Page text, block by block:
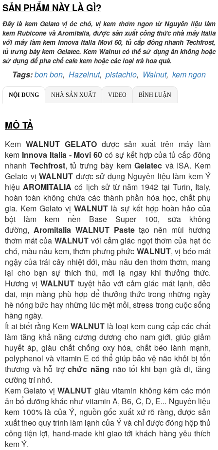
Ngân hàng Ngoại thương Việt Nam
Chi nhánh:
Chủ TK:
Công ty TNHH TADAVINA
Số TK:
069 1000 886 001
Ngân hàng Ngoại thương Việt Nam
Chi nhánh:
Chi nhánh Tây Hà Nội
Chủ TK:
Công ty TNHH MENMOT
Số TK:
069 1000 811 888
Ngân hàng TMCP Việt Nam Thịnh Vượng
Chi nhánh:
Chi nhánh Vietcombank Hà Nội
Chủ TK:
Nguyễn Văn Tuấn
Số TK:
1986 883 888
SẢN PHẨM NÀY LÀ GÌ?
Đây là kem Gelato vị óc chó, vị kem thơm ngon từ Nguyên liệu làm
kem Rubicone và Aromitalia, được sản xuất công thức nhà máy Italia
với máy làm kem Innova Italia Movi 60, tủ cấp đông nhanh Techfrost,
tủ trưng bày kem Gelatec. Kem Walnut có thể sử dụng ăn không hoặc
sử dụng để pha chế cafe kem hoặc các loại trà hoa quả.
Tags:bon bon, Hazelnut, pistachio, Walnut, kem ngon
NỘI DUNG NHÀ SẢN XUẤT VIDEO BÌNH LUẬN
MÔ TẢ
Kem WALNUT GELATOđược sản xuất trên máy làm
kem Innova Italia - Movi 60 có sự kết hợp của tủ cấp đông
nhanh Techfrost, tủ trưng bày kemGelatec và ISA. Kem
Gelato vị WALNUT được sử dụng Nguyên liệu làm kem Ý
hiệu AROMITALIA có lịch sử từ năm 1942 tại Turin, Italy,
hoàn toàn không chứa các thành phần hóa học, chất phụ
gia. Kem Gelato vịWALNUT là sự kết hợp hoàn hảo của
bột làm kem nền Base Super 100, sữa không
đường, Aromitalia WALNUT Pastetạo nên mùi hương
thơm mát của WALNUT với cảm giác ngọt thơm của hạt óc
chó, màu nâu kem, thơm phưng phức WALNUT, vị béo mát
ngậy của trái cây nhiệt đới, màu nâu đen thơm thơm, mang
lại cho bạn sự thích thú, mới lạ ngay khi thưởng thức.
Hương vịWALNUT tuyệt hảo với cảm giác mát lạnh, dẻo
dai, mịn màng phù hợp để thưởng thức trong những ngày
hè nóng bức hay những lúc mệt mỏi, stress trong cuộc sống
hàng ngày.
Ít ai biết rằng KemWALNUT là loại kem cung cấp các chất
làm tăng khả năng cương dương cho nam giới, giúp giảm
huyết áp, giàu chất chống oxy hóa, chất béo lành mạnh,
polyphenol và vitamin E có thể giúp bảo vệ não khỏi bị tổn
thương và hỗ trợchức năng não tốt khi bạn già đi, tăng
cường trí nhớ.
Kem Gelato vịWALNUT giàu vitamin không kém các món
ăn bổ dưỡng khác như vitamin A, B6, C, D, E... Nguyên liệu
kem 100% là của Ý, nguồn gốc xuất xứ rõ ràng, được sản
xuất theo quy trình làm lạnh của Ý và chỉ được đóng hộp thủ
công tiện lợi, hand-made khi giao tới khách hàng yêu thích
kem Ý.